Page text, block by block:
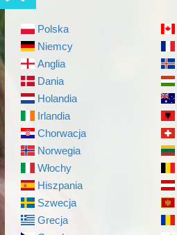
Polska
Niemcy
Anglia
Dania
Holandia
Irlandia
Chorwacja
Norwegia
Włochy
Hiszpania
Szwecja
Grecja